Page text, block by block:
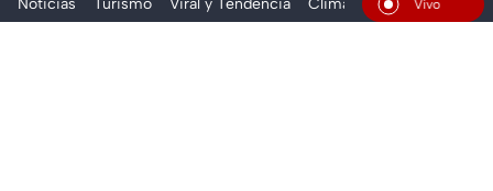
Noticias Turismo Viral y Tendencia Clima Deportes
En Vivo